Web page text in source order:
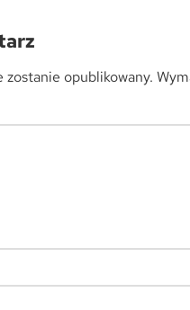
zostanie opublikowany.